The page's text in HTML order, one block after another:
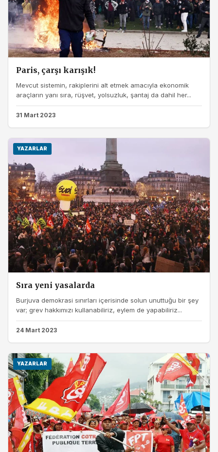
Paris, çarşı karışık!
Mevcut sistemin, rakiplerini alt etmek amacıyla ekonomik
araçların yanı sıra, rüşvet, yolsuzluk, şantaj da dahil her...
31 Mart 2023
YAZARLAR
Sıra yeni yasalarda
Burjuva demokrasi sınırları içerisinde solun unuttuğu bir şey
var; grev hakkımızı kullanabiliriz, eylem de yapabiliriz...
24 Mart 2023
YAZARLAR